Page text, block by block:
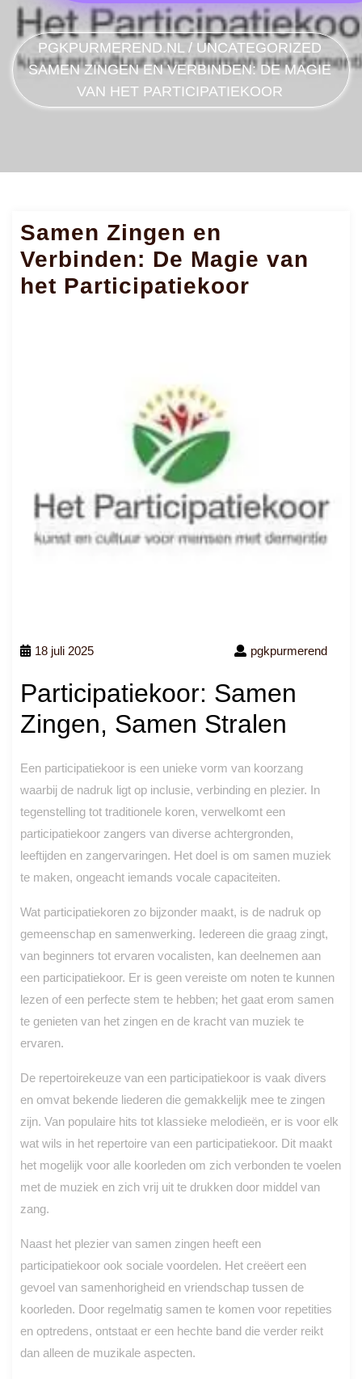
PGKPURMEREND.NL / UNCATEGORIZED
SAMEN ZINGEN EN VERBINDEN: DE MAGIE
VAN HET PARTICIPATIEKOOR
Samen Zingen en
Verbinden: De Magie van
het Participatiekoor
18 juli 2025 pgkpurmerend
Participatiekoor: Samen
Zingen, Samen Stralen
Een participatiekoor is een unieke vorm van koorzang
waarbij de nadruk ligt op inclusie, verbinding en plezier. In
tegenstelling tot traditionele koren, verwelkomt een
participatiekoor zangers van diverse achtergronden,
leeftijden en zangervaringen. Het doel is om samen muziek
te maken, ongeacht iemands vocale capaciteiten.
Wat participatiekoren zo bijzonder maakt, is de nadruk op
gemeenschap en samenwerking. Iedereen die graag zingt,
van beginners tot ervaren vocalisten, kan deelnemen aan
een participatiekoor. Er is geen vereiste om noten te kunnen
lezen of een perfecte stem te hebben; het gaat erom samen
te genieten van het zingen en de kracht van muziek te
ervaren.
De repertoirekeuze van een participatiekoor is vaak divers
en omvat bekende liederen die gemakkelijk mee te zingen
zijn. Van populaire hits tot klassieke melodieën, er is voor elk
wat wils in het repertoire van een participatiekoor. Dit maakt
het mogelijk voor alle koorleden om zich verbonden te voelen
met de muziek en zich vrij uit te drukken door middel van
zang.
Naast het plezier van samen zingen heeft een
participatiekoor ook sociale voordelen. Het creëert een
gevoel van samenhorigheid en vriendschap tussen de
koorleden. Door regelmatig samen te komen voor repetities
en optredens, ontstaat er een hechte band die verder reikt
dan alleen de muzikale aspecten.